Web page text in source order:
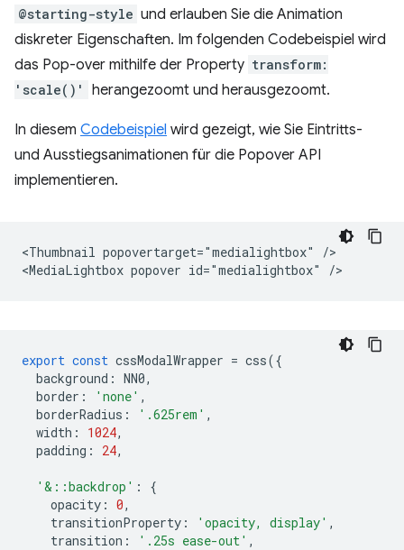
@starting-style und erlauben Sie die Animation
diskreter Eigenschaften. Im folgenden Codebeispiel wird
das Pop-over mithilfe der Property transform:
'scale()'
herangezoomt und herausgezoomt.
In diesem Codebeispiel wird gezeigt, wie Sie Eintritts-
und Ausstiegsanimationen für die Popover API
implementieren.
<Thumbnail popovertarget="medialightbox" />
export const cssModalWrapper = css({
background : NN0,
border : 'none' ,
borderRadius : '.625rem' ,
width : 1024,
padding : 24,
'&::backdrop' :
{
opacity : 0,
transitionProperty : 'opacity, display' ,
transition : '.25s ease-out' ,